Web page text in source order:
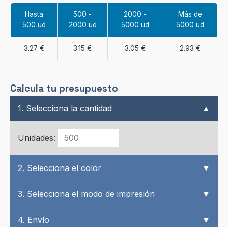
Hasta
500 ud
500 -
2000 ud
2000 -
5000 ud
Más de
5000 ud
3.27 € 3.15 € 3.05 € 2.93 €
Calcula tu presupuesto
1. Selecciona la cantidad ▲
Unidades:
2. Selecciona el color ▼
3. Selecciona el modo de impresión ▼
4. Envío ▼